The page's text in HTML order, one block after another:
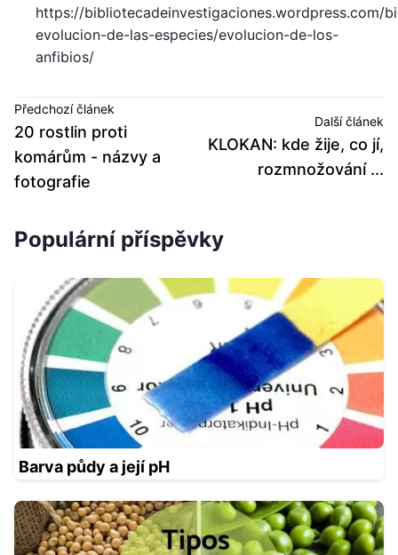
https://bibliotecadeinvestigaciones.wordpress.com/
evolucion-de-las-especies/evolucion-de-los-
anfibios/
Předchozí článek
20 rostlin proti
komárům - názvy a
fotografie
Další článek
KLOKAN: kde žije, co jí,
rozmnožování ...
Populární příspěvky
Barva půdy a její pH